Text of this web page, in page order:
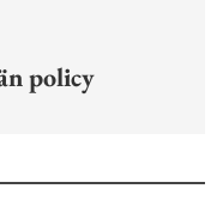
policy